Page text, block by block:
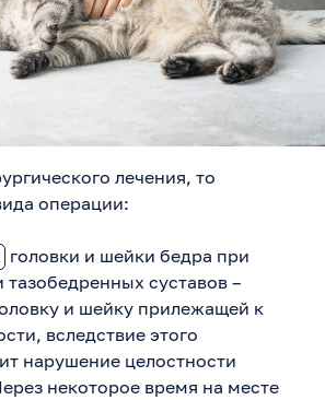
лечения, то
операции:
головки и шейки бедра при
тазобедренных суставов –
и шейку прилежащей к
вследствие этого
нарушение целостности
некоторое время на месте